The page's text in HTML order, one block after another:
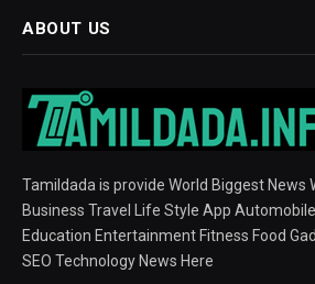
ABOUT US
Tamildada is provide World Biggest News
Business Travel Life Style App
Education Entertainment Fitness Food
SEO Technology News Here